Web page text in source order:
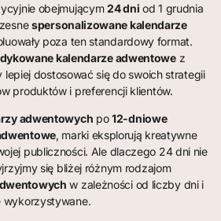
obejmującym24 dni od 1 grudnia
spersonalizowane kalendarze
poza ten standardowy format.
kalendarze adwentowez
lepiej dostosować się do swoich strategii
produktów i preferencji klientów.
adwentowych po12-dniowe
, marki eksplorują kreatywne
publiczności. Ale dlaczego 24 dni nie
się bliżej różnym rodzajom
w zależności od liczby dni i
wykorzystywane.